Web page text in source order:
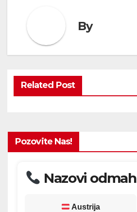
By
Related Post
Pozovite Nas!
Nazovi odmah
Austrija